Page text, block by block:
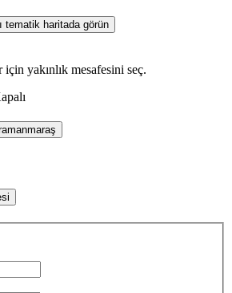
tematik haritada görün
yakınlık mesafesini seç.